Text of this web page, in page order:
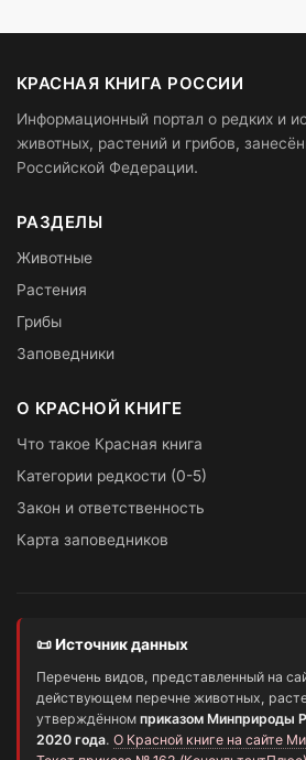
КРАСНАЯ КНИГА РОССИИ
Информационный портал о редких и
животных, растений и грибов,
Российской Федерации.
РАЗДЕЛЫ
Животные
Растения
Грибы
Заповедники
О КРАСНОЙ КНИГЕ
Что такое Красная книга
Категории редкости (0-5)
Закон и ответственность
Карта заповедников
📜 Источник данных
Перечень видов, представленный на
действующем перечне животных,
утверждённом приказом Минприроды
2020 года. О Красной книге на сайте